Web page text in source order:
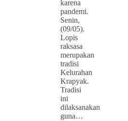
karena
pandemi.
Senin,
(09/05).
Lopis
raksasa
merupakan
tradisi
Kelurahan
Krapyak.
Tradisi
ini
dilaksanakan
guna…